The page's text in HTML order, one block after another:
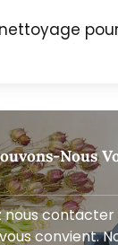
Nous
nous contacter
convient.